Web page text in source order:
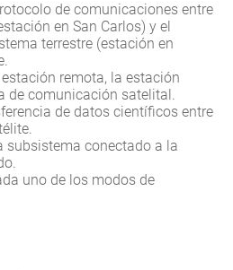
de comunicaciones entre
en San Carlos) y el
terrestre (estación en
remota, la estación
de comunicación satelital.
de datos científicos entre
subsistema conectado a la
uno de los modos de